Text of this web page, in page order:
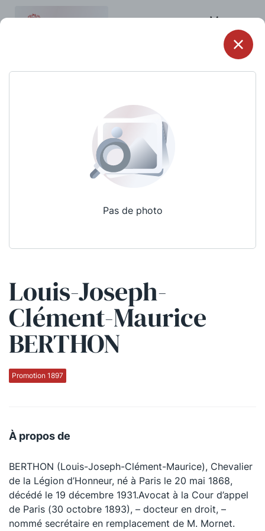
Menu
Pas de photo
Louis-Joseph-
Clément-Maurice
BERTHON
Promotion 1897
À propos de
BERTHON (Louis-Joseph-Clément-Maurice), Chevalier
de la Légion d’Honneur, né à Paris le 20 mai 1868,
décédé le 19 décembre 1931.Avocat à la Cour d’appel
de Paris (30 octobre 1893), – docteur en droit, –
nommé secrétaire en remplacement de M. Mornet.
Qui sommes-nous ?
La Conférence
La Conférence de Renfort
La défense pénale
La Conférence Berryer
La Petite Conférence